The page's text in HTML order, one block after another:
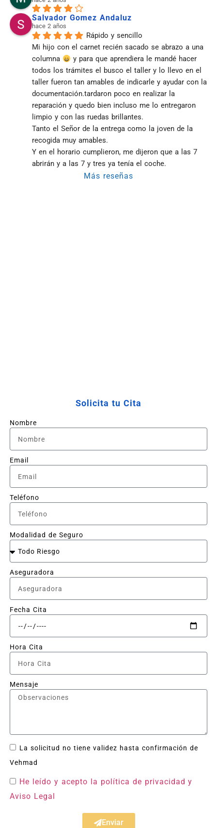
Salvador Gomez Andaluz
hace 2 años
Rápido y sencillo
Mi hijo con el carnet recién sacado se abrazo a una
columna
y para que aprendiera le mandé hacer
todos los trámites el busco el taller y lo llevo en el
taller fueron tan amables de indicarle y ayudar con la
documentación.tardaron poco en realizar la
reparación y quedo bien incluso me lo entregaron
limpio y con las ruedas brillantes.
Tanto el Señor de la entrega como la joven de la
recogida muy amables.
Y en el horario cumplieron, me dijeron que a las 7
abrirán y a las 7 y tres ya tenía el coche.
Más reseñas
Solicita tu Cita
Nombre
Email
Teléfono
Modalidad de Seguro
Aseguradora
Fecha Cita
Hora Cita
Mensaje
La solicitud no tiene validez hasta confirmación de
Vehmad
He leído y acepto la política de privacidad y
Aviso Legal
Enviar